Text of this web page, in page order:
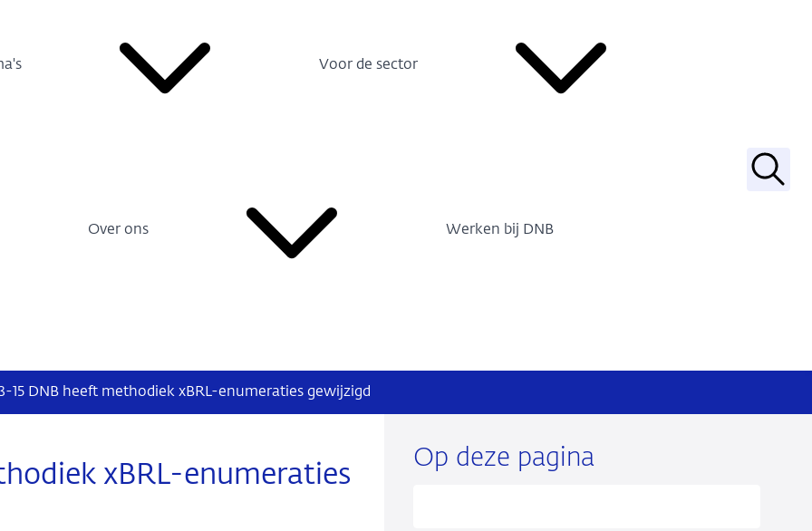
Voor de sector
Over ons Werken bij DNB
Zoek
15 DNB heeft methodiek xBRL-enumeraties gewijzigd
Op deze pagina
xBRL-enumeraties